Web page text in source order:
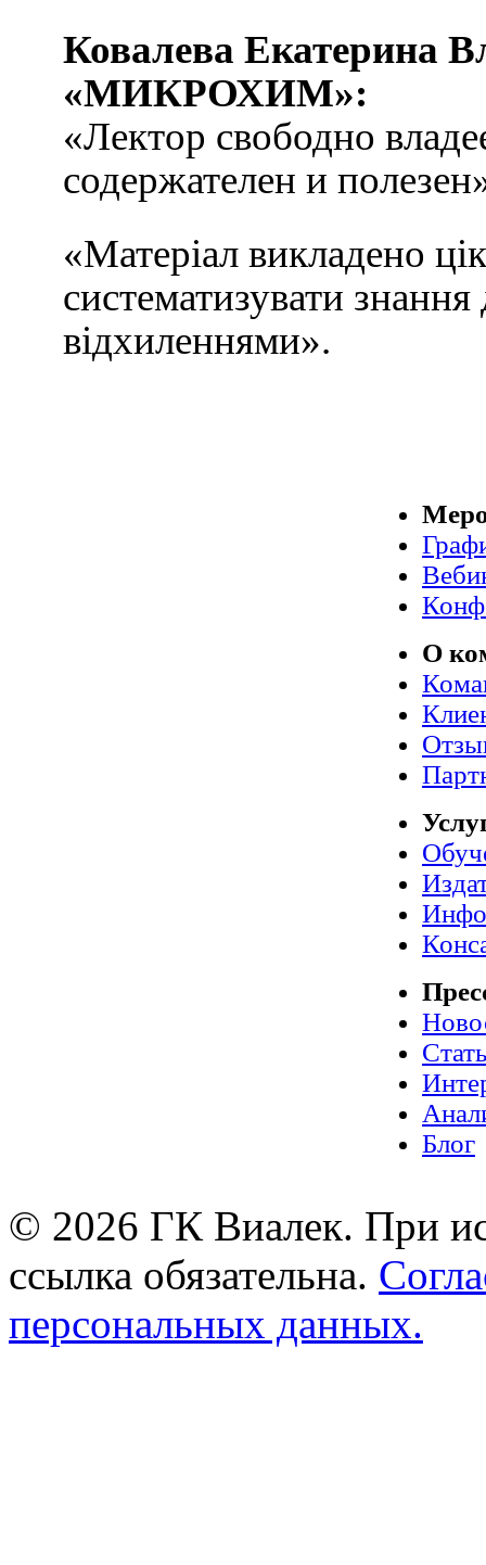
Ковалева
«МИКРОХИМ»:
«Лектор свободно
содержателен и
«Матеріал викладено
систематизувати
відхиленнями».
О
Блог
© 2026 ГК Виалек. При
ссылка обязательна.
персональных данных.